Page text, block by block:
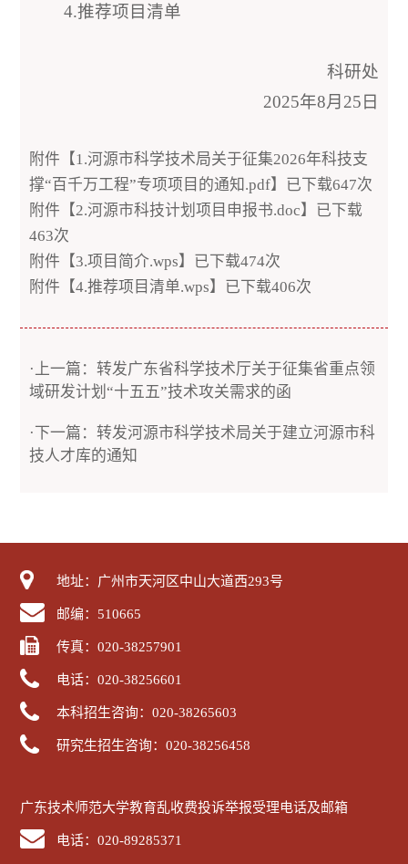
4.推荐项目清单
科研处
2025年8月25日
附件【1.河源市科学技术局关于征集2026年科技支
撑“百千万工程”专项项目的通知.pdf】已下载647次
附件【2.河源市科技计划项目申报书.doc】已下载
463次
附件【3.项目简介.wps】已下载474次
附件【4.推荐项目清单.wps】已下载406次
·上一篇：转发广东省科学技术厅关于征集省重点领
域研发计划“十五五”技术攻关需求的函
·下一篇：转发河源市科学技术局关于建立河源市科
技人才库的通知
地址：广州市天河区中山大道西293号
邮编：510665
传真：020-38257901
电话：020-38256601
本科招生咨询：020-38265603
研究生招生咨询：020-38256458
广东技术师范大学教育乱收费投诉举报受理电话及邮箱
电话：020-89285371